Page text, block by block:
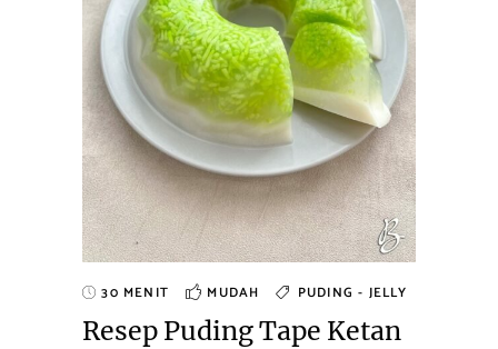
30 MENIT MUDAH PUDING - JELLY
Resep Puding Tape Ketan